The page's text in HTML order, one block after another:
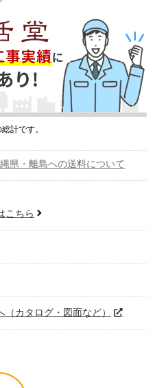
計です。
県・離島への送料について
こちら
（カタログ・図面など）